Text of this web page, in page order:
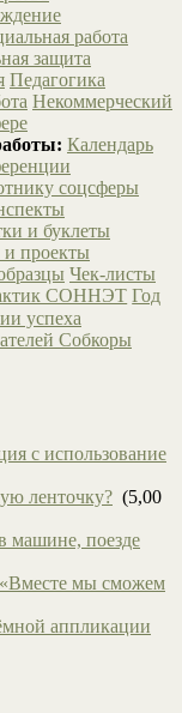
работа
защита
Педагогика
Некоммерческий
Календарь
соцсферы
и буклеты
проекты
Чек-листы
СОННЭТ Год
успеха
Собкоры
с использование
ленточку? (5,00
машине, поезде
мы сможем
аппликации